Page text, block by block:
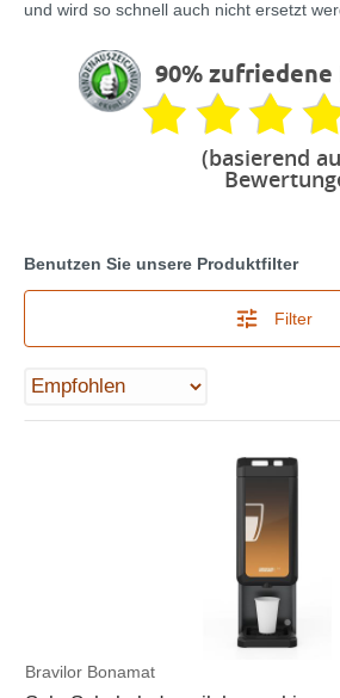
und wird so schnell auch nicht ersetzt
90% zufriedene
(basierend
Benutzen Sie unsere Produktfilter
Filter
Bravilor Bonamat